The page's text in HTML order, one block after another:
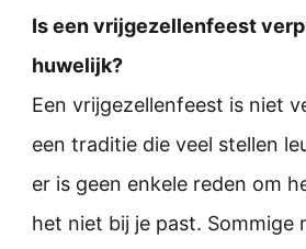
Is een vrijgezellenfeest
huwelijk?
Een vrijgezellenfeest is niet
een traditie die veel stellen
er is geen enkele reden om
het niet bij je past. Sommige